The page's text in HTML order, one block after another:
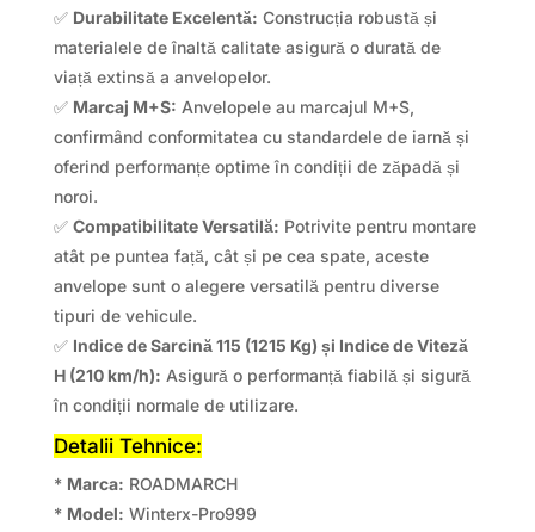
✅ Durabilitate Excelentă: Construcția robustă și
materialele de înaltă calitate asigură o durată de
viață extinsă a anvelopelor.
✅ Marcaj M+S: Anvelopele au marcajul M+S,
confirmând conformitatea cu standardele de iarnă și
oferind performanțe optime în condiții de zăpadă și
noroi.
✅ Compatibilitate Versatilă: Potrivite pentru montare
atât pe puntea față, cât și pe cea spate, aceste
anvelope sunt o alegere versatilă pentru diverse
tipuri de vehicule.
✅ Indice de Sarcină 115 (1215 Kg) și Indice de Viteză
H (210 km/h): Asigură o performanță fiabilă și sigură
în condiții normale de utilizare.
Detalii Tehnice:
* Marca: ROADMARCH
* Model: Winterx-Pro999